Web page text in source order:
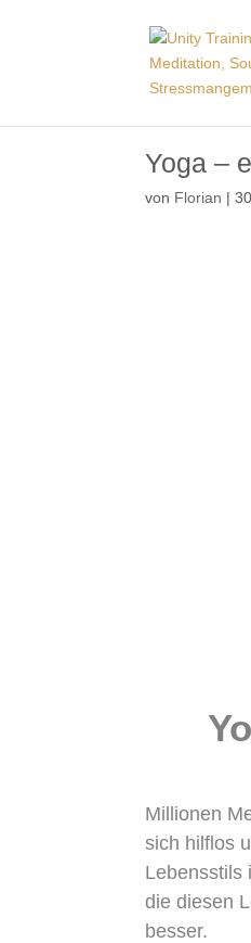
Yoga –
von Florian |
Millionen
sich hilflos
Lebensstils
die diesen
besser.